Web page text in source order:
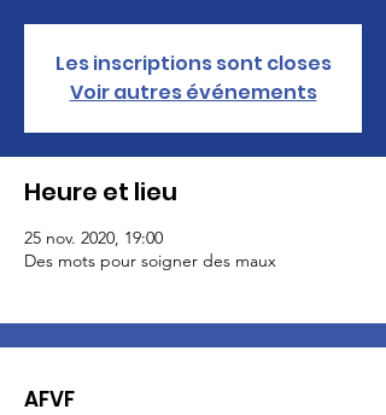
Les inscriptions sont closes
Voir autres événements
Heure et lieu
25 nov. 2020, 19:00
Des mots pour soigner des maux
AFVF